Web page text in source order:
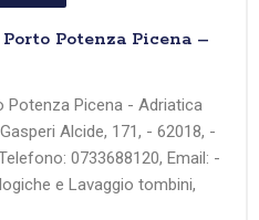
Potenza Picena –
Potenza Picena - Adriatica
Alcide, 171, - 62018, -
0733688120, Email: -
e Lavaggio tombini,